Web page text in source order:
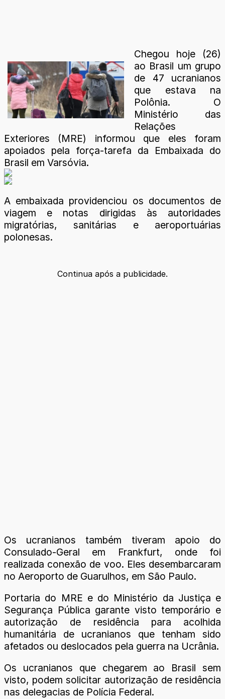
Chegou hoje (26)
ao Brasil um grupo
de 47 ucranianos
que estava na
Polônia. O
Ministério das
Relações
Exteriores (MRE) informou que eles foram
apoiados pela força-tarefa da Embaixada do
Brasil em Varsóvia.
A embaixada providenciou os documentos de
viagem e notas dirigidas às autoridades
migratórias, sanitárias e aeroportuárias
polonesas.
Continua após a publicidade.
Os ucranianos também tiveram apoio do
Consulado-Geral em Frankfurt, onde foi
realizada conexão de voo. Eles desembarcaram
no Aeroporto de Guarulhos, em São Paulo.
Portaria do MRE e do Ministério da Justiça e
Segurança Pública garante visto temporário e
autorização de residência para acolhida
humanitária de ucranianos que tenham sido
afetados ou deslocados pela guerra na Ucrânia.
Os ucranianos que chegarem ao Brasil sem
visto, podem solicitar autorização de residência
nas delegacias de Polícia Federal.